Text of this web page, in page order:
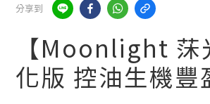
分享到
【Moonlight 莯
化版 控油生機豐